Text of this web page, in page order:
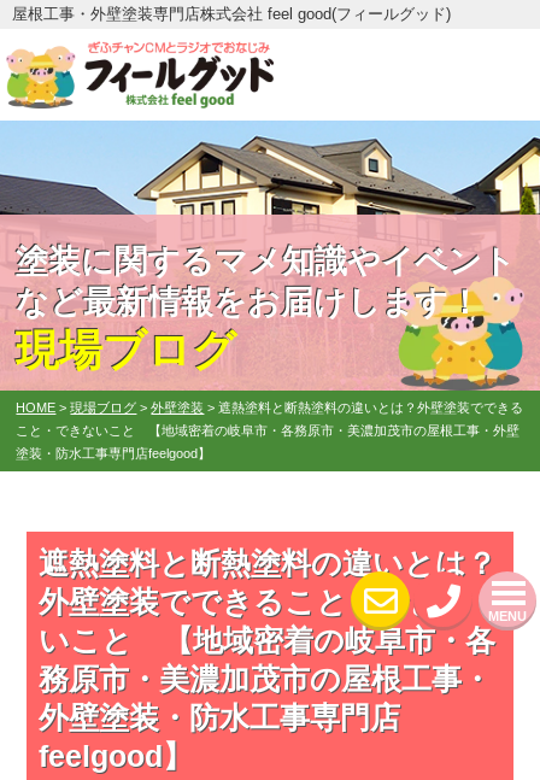
屋根工事・外壁塗装専門店株式会社 feel good(フィールグッド)
MENU
塗装に関するマメ知識やイベント
など最新情報をお届けします！
現場ブログ
HOME >現場ブログ >外壁塗装 >遮熱塗料と断熱塗料の違いとは？外壁塗装でできる
こと・できないこと 【地域密着の岐阜市・各務原市・美濃加茂市の屋根工事・外壁
塗装・防水工事専門店feelgood】
遮熱塗料と断熱塗料の違いとは？
外壁塗装でできること・できな
いこと 【地域密着の岐阜市・各
務原市・美濃加茂市の屋根工事・
外壁塗装・防水工事専門店
feelgood】